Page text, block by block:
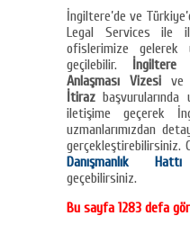
İngiltere’de ve
Legal Services ile
ofislerimize
geçilebilir.
İngiltere
Anlaşması Vizesi ve
İtiraz başvurularında
iletişime geçerek
uzmanlarımızdan
gerçekleştirebilirsiniz.
Danışmanlık Hattı
geçebilirsiniz.
Bu sayfa 1283 defa